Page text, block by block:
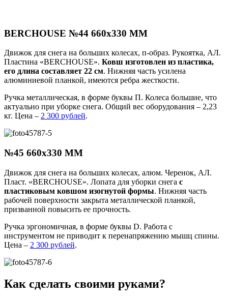
BERCHOUSE №44 660х330 ММ
Движок для снега на больших колесах, п-образ. Рукоятка, АЛ.
Пластина «BERCHOUSE». Ковш изготовлен из пластика,
его длина составляет 22 см. Нижняя часть усилена
алюминиевой планкой, имеются ребра жесткости.
Ручка металлическая, в форме буквы П. Колеса большие, что
актуально при уборке снега. Общий вес оборудования – 2,23
кг. Цена – 2 300 рублей.
№45 660х330 ММ
Движок для снега на больших колесах, алюм. Черенок, АЛ.
Пласт. «BERCHOUSE». Лопата для уборки снега с
пластиковым ковшом изогнутой формы. Нижняя часть
рабочей поверхности закрыта металлической планкой,
призванной повысить ее прочность.
Ручка эргономичная, в форме буквы D. Работа с
инструментом не приводит к перенапряжению мышц спины.
Цена – 2 300 рублей.
Как сделать своими руками?